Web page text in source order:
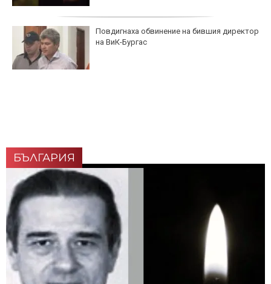
Повдигнаха обвинение на бившия директор
на ВиК-Бургас
БЪЛГАРИЯ